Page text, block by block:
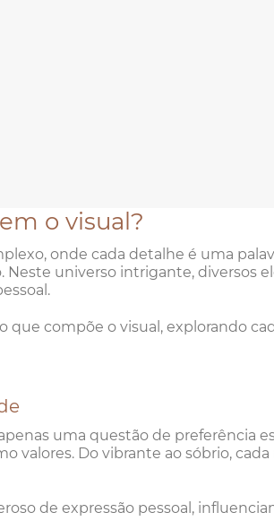
o visual?
onde cada detalhe é uma
universo intrigante, diversos
que compõe o visual, explorando
uma questão de preferência
valores. Do vibrante ao sóbrio,
de expressão pessoal,